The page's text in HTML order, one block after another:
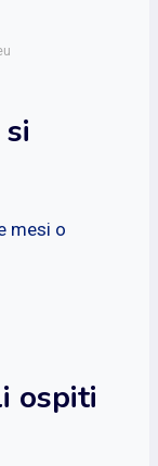
mesi o
ospiti